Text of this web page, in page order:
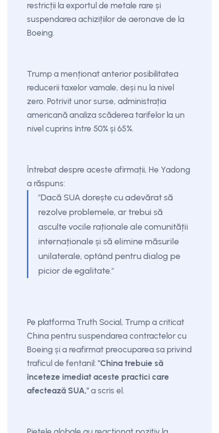
restricții la exportul de metale rare și
suspendarea achizițiilor de aeronave de la
Boeing.
Trump a menționat anterior posibilitatea
reducerii taxelor vamale, deși nu la nivel
zero. Potrivit unor surse, administrația
americană analiza scăderea tarifelor la un
nivel cuprins între 50% și 65%.
Întrebat despre aceste afirmații, He Yadong
a răspuns:
"Dacă SUA dorește cu adevărat să
rezolve problemele, ar trebui să
asculte vocile raționale ale comunității
internaționale și să elimine măsurile
unilaterale, optând pentru dialog pe
picior de egalitate."
Pe platforma Truth Social, Trump a criticat
China pentru suspendarea contractelor cu
Boeing și a reafirmat preocuparea sa privind
traficul de fentanil: "China trebuie să
înceteze imediat aceste practici care
afectează SUA," a scris el.